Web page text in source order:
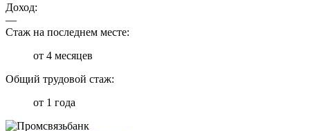
Доход:
—
Стаж на последнем месте:
от 4 месяцев
Общий трудовой стаж:
от 1 года